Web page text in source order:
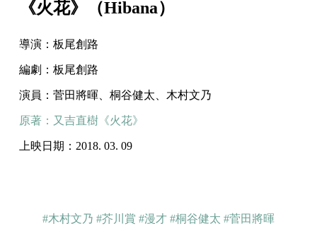
《火花》（Hibana）
導演：板尾創路
編劇：板尾創路
演員：菅田將暉、桐谷健太、木村文乃
原著：又吉直樹《火花》
上映日期：2018. 03. 09
#木村文乃 #芥川賞 #漫才 #桐谷健太 #菅田將暉